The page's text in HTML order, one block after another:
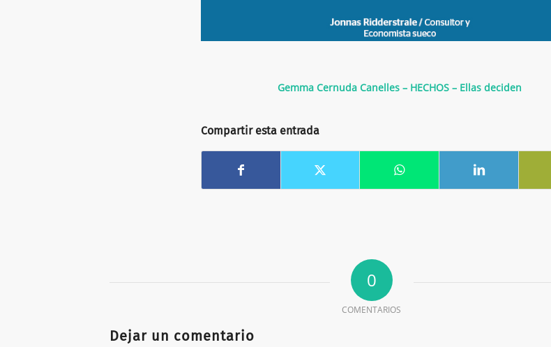
Gemma Cernuda Canelles – HECHOS – Ellas deciden
Compartir esta entrada
0
COMENTARIOS
Dejar un comentario